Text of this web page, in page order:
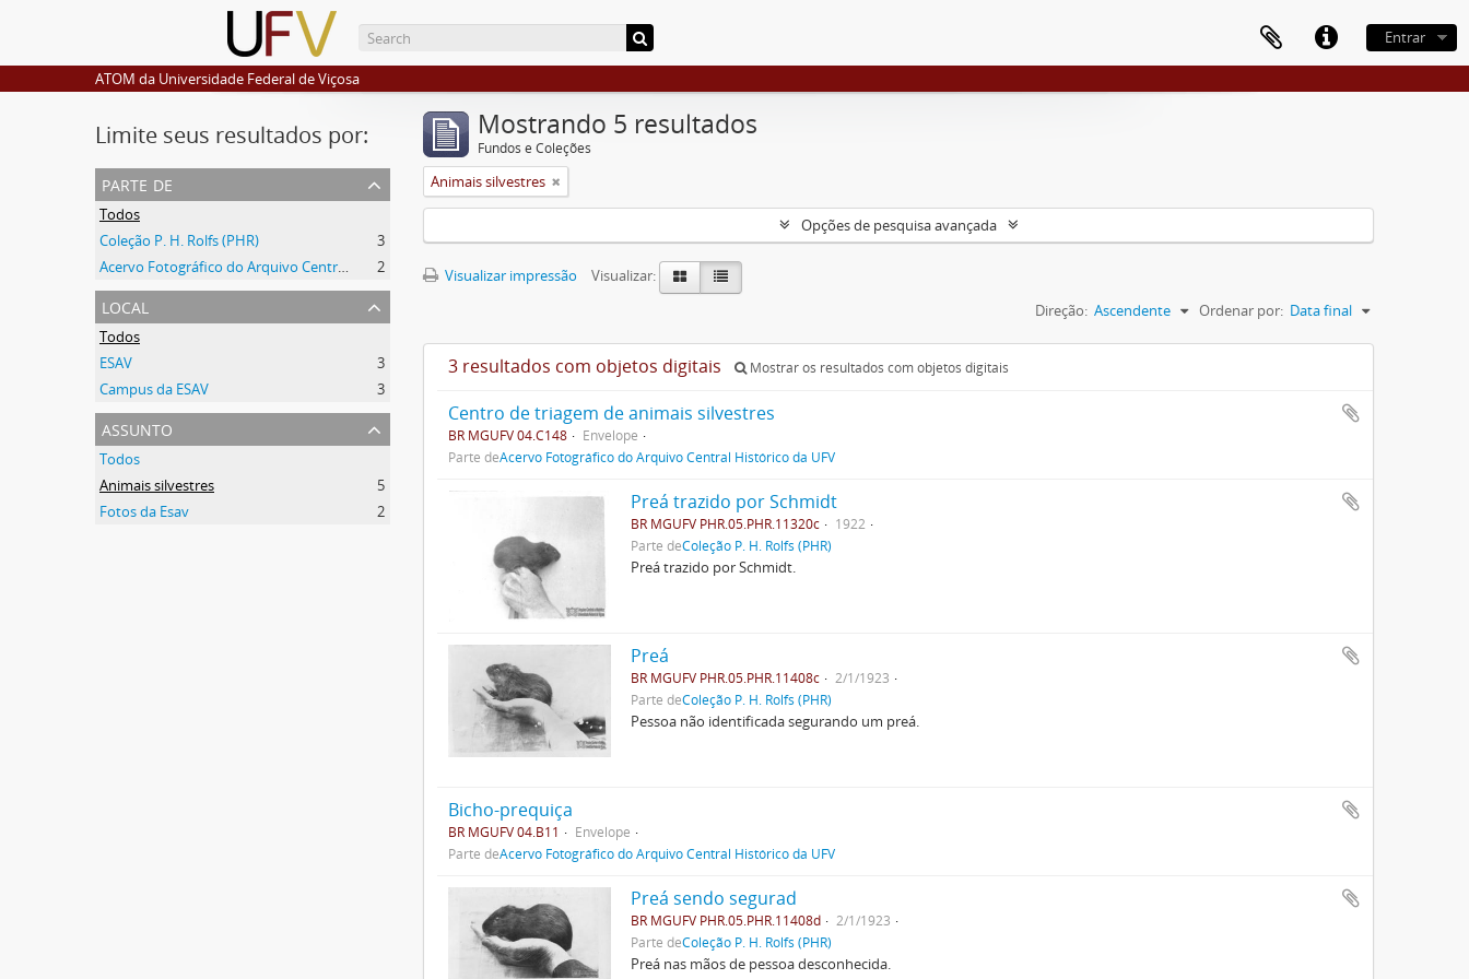
Entrar
ATOM da Universidade Federal de Viçosa
Limite seus resultados por:
parte de
Todos
Coleção P. H. Rolfs (PHR)
3
Acervo Fotográfico do Arquivo Central Histórico da UFV
2
local
Todos
ESAV
3
Campus da ESAV
3
assunto
Todos
Animais silvestres
5
Fotos da Esav
2
Mostrando 5 resultados
Fundos e Coleções
Animais silvestres
Opções de pesquisa avançada
Visualizar impressão
Visualizar:
Ordenar por: Data final
Direção: Ascendente
3 resultados com objetos digitais Mostrar os resultados com objetos digitais
Centro de triagem de animais silvestres
BR MGUFV 04.C148
Envelope
Parte deAcervo Fotográfico do Arquivo Central Histórico da UFV
Preá trazido por Schmidt
BR MGUFV PHR.05.PHR.11320c
1922
Parte deColeção P. H. Rolfs (PHR)
Preá trazido por Schmidt.
Preá
BR MGUFV PHR.05.PHR.11408c
2/1/1923
Parte deColeção P. H. Rolfs (PHR)
Pessoa não identificada segurando um preá.
Bicho-prequiça
BR MGUFV 04.B11
Envelope
Parte deAcervo Fotográfico do Arquivo Central Histórico da UFV
Preá sendo segurad
BR MGUFV PHR.05.PHR.11408d
2/1/1923
Parte deColeção P. H. Rolfs (PHR)
Preá nas mãos de pessoa desconhecida.